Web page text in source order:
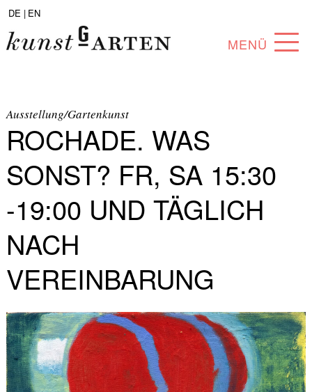
DE | EN
MENÜ
ABOUT
SAMMLUNG
KÜNSTLER*INNEN
PARTNER*INNEN
Ausstellung/Gartenkunst
ROCHADE. WAS
SONST? FR, SA 15:30
-19:00 UND TÄGLICH
NACH
VEREINBARUNG